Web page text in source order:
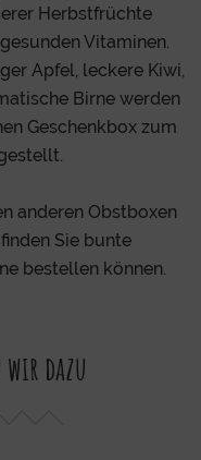
Herbstfrüchte
Vitaminen.
Apfel, leckere Kiwi,
Birne werden
Geschenkbox zum
anderen Obstboxen
Sie bunte
bestellen können.
wir dazu